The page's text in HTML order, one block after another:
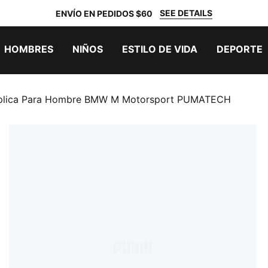
ENVÍO EN PEDIDOS $60 SEE DETAILS
HOMBRES NIÑOS ESTILO DE VIDA DEPORTE
Para Hombre BMW M Motorsport PUMATECH